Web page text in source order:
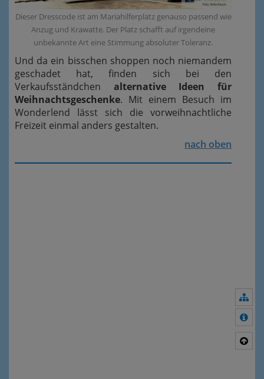
Dieser Dresscode ist am Mariahilferplatz genauso passend wie
Anzug und Krawatte. Der Platz schafft auf irgendeine
unbekannte Art eine Stimmung absoluter Toleranz.
Und da ein bisschen shoppen noch niemandem
geschadet hat, finden sich bei den
Verkaufsständchen alternative Ideen für
Weihnachtsgeschenke. Mit einem Besuch im
Wonderlend lässt sich die vorweihnachtliche
Freizeit einmal anders gestalten.
nach oben